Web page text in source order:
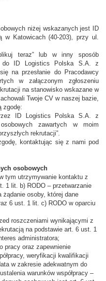
niżej wskazanych jest ID
w Katowicach (40-203), przy ul.
teraz” lub w inny sposób
do ID Logistics Polska S.A. z
na przesłanie do Pracodawcy
w załączonym zgłoszeniu
na stanowisko wskazane w
Twoje CV w naszej bazie,
zgodę:
ID Logistics Polska S.A. z
zawartych w moim
rekrutacji”.
kontaktując się z nami pod
osobowych
tym utrzymywanie kontaktu z
1 lit. b) RODO – przetwarzanie
żądanie osoby, której dane
6 ust. 1 lit. c) RODO w oparciu
roszczeniami wynikającymi z
na podstawie art. 6 ust. 1
administratora;
pracy oraz zapewnienie
weryfikacji kwalifikacji
w zakresie adekwatnym do
warunków współpracy –